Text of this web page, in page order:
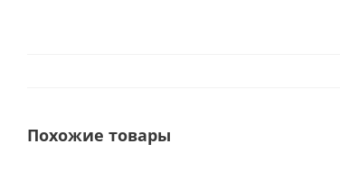
Похожие товары